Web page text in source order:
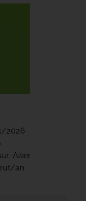
2026
Allier
an